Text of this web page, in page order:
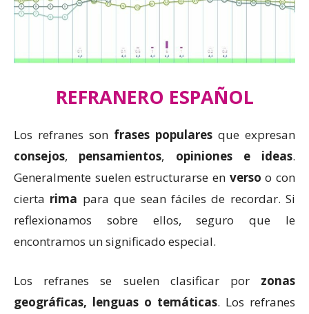
REFRANERO ESPAÑOL
Los refranes son frases populares que expresan
consejos, pensamientos, opiniones e ideas.
Generalmente suelen estructurarse en verso o con
cierta rima para que sean fáciles de recordar. Si
reflexionamos sobre ellos, seguro que le
encontramos un significado especial.
Los refranes se suelen clasificar por zonas
geográficas, lenguas o temáticas. Los refranes